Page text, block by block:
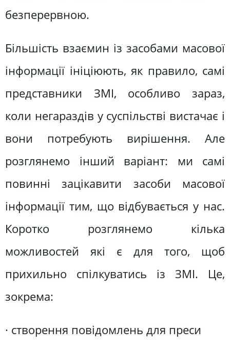
безперервною.
Більшість взаємин із засобами масової
інформації ініціюють, як правило, самі
представники ЗМІ, особливо зараз,
коли негараздів у суспільстві вистачає і
вони потребують вирішення. Але
розглянемо інший варіант: ми самі
повинні зацікавити засоби масової
інформації тим, що відбувається у нас.
Коротко розглянемо кілька
можливостей які є для того, щоб
прихильно спілкуватись із ЗМІ. Це,
зокрема:
· створення повідомлень для преси